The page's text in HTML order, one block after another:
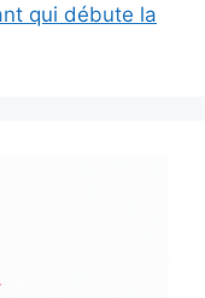
qui débute la